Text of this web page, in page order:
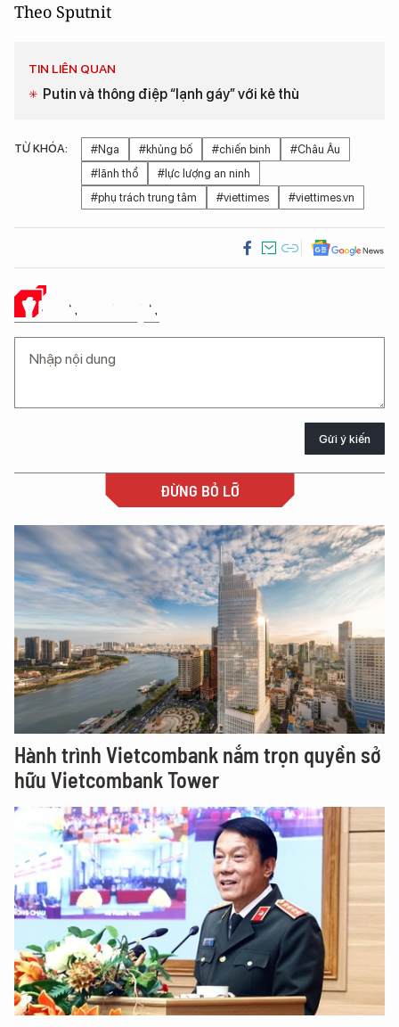
Theo Sputnit
TIN LIÊN QUAN
Putin và thông điệp “lạnh gáy” với kẻ thù
TỪ KHÓA: #Nga #khủng bố #chiến binh
#Châu Âu
#lãnh thổ
#lực lượng an ninh
#phụ trách trung tâm
#viettimes #viettimes.vn
Ý KIẾN CỦA BẠN
Gửi ý kiến
ĐỪNG BỎ LỠ
Hành trình Vietcombank nắm trọn quyền sở
hữu Vietcombank Tower